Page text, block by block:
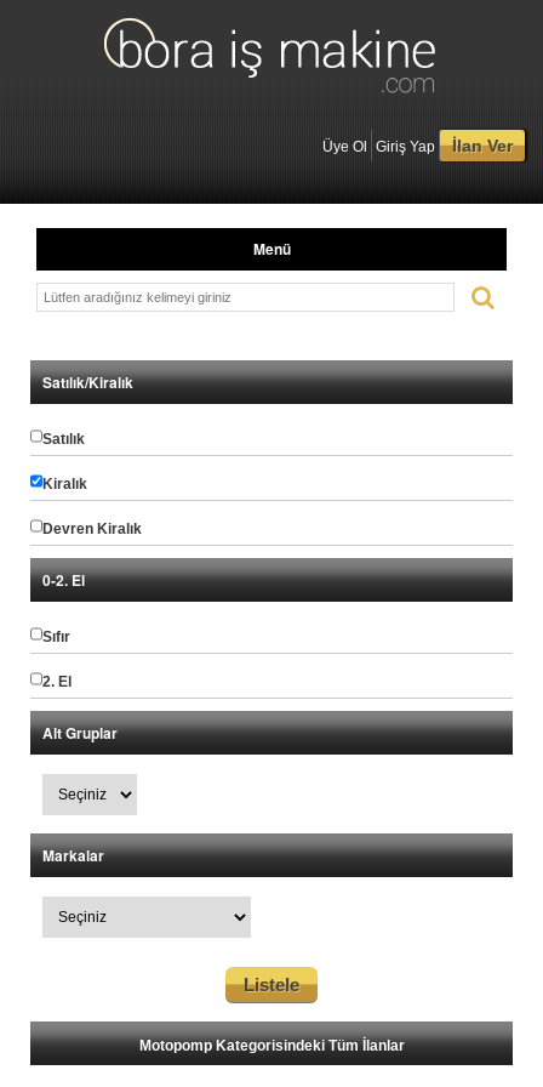
Üye Ol Giriş Yap İlan Ver
Menü
Satılık/Kiralık
Satılık
Kiralık
Devren Kiralık
0-2. El
Sıfır
2. El
Alt Gruplar
Markalar
Motopomp Kategorisindeki Tüm İlanlar